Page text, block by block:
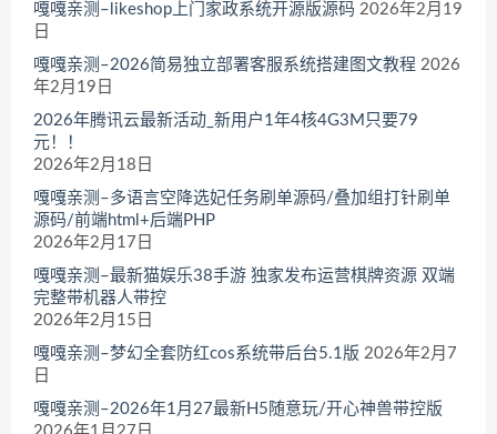
嘎嘎亲测–likeshop上门家政系统开源版源码 2026年2月19
日
嘎嘎亲测–2026简易独立部署客服系统搭建图文教程 2026
年2月19日
2026年腾讯云最新活动_新用户1年4核4G3M只要79
元！！
2026年2月18日
嘎嘎亲测–多语言空降选妃任务刷单源码/叠加组打针刷单
源码/前端html+后端PHP
2026年2月17日
嘎嘎亲测–最新猫娱乐38手游 独家发布运营棋牌资源 双端
完整带机器人带控
2026年2月15日
嘎嘎亲测–梦幻全套防红cos系统带后台5.1版 2026年2月7
日
嘎嘎亲测–2026年1月27最新H5随意玩/开心神兽带控版